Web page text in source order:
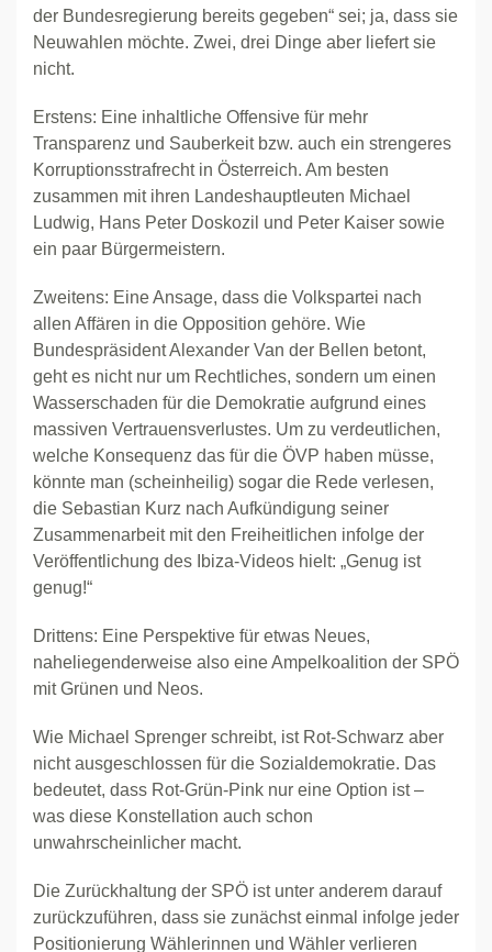
der Bundesregierung bereits gegeben“ sei; ja, dass sie
Neuwahlen möchte. Zwei, drei Dinge aber liefert sie
nicht.
Erstens: Eine inhaltliche Offensive für mehr
Transparenz und Sauberkeit bzw. auch ein strengeres
Korruptionsstrafrecht in Österreich. Am besten
zusammen mit ihren Landeshauptleuten Michael
Ludwig, Hans Peter Doskozil und Peter Kaiser sowie
ein paar Bürgermeistern.
Zweitens: Eine Ansage, dass die Volkspartei nach
allen Affären in die Opposition gehöre. Wie
Bundespräsident Alexander Van der Bellen betont,
geht es nicht nur um Rechtliches, sondern um einen
Wasserschaden für die Demokratie aufgrund eines
massiven Vertrauensverlustes. Um zu verdeutlichen,
welche Konsequenz das für die ÖVP haben müsse,
könnte man (scheinheilig) sogar die Rede verlesen,
die Sebastian Kurz nach Aufkündigung seiner
Zusammenarbeit mit den Freiheitlichen infolge der
Veröffentlichung des Ibiza-Videos hielt: „Genug ist
genug!“
Drittens: Eine Perspektive für etwas Neues,
naheliegenderweise also eine Ampelkoalition der SPÖ
mit Grünen und Neos.
Wie Michael Sprenger schreibt, ist Rot-Schwarz aber
nicht ausgeschlossen für die Sozialdemokratie. Das
bedeutet, dass Rot-Grün-Pink nur eine Option ist –
was diese Konstellation auch schon
unwahrscheinlicher macht.
Die Zurückhaltung der SPÖ ist unter anderem darauf
zurückzuführen, dass sie zunächst einmal infolge jeder
Positionierung Wählerinnen und Wähler verlieren